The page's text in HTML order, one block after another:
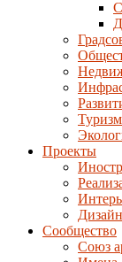
Туризм
Проекты
Дизайн
Сообщество
Союз